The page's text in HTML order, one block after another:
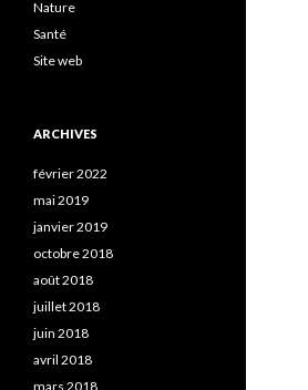
Nature
Santé
Site web
ARCHIVES
février 2022
mai 2019
janvier 2019
octobre 2018
août 2018
juillet 2018
juin 2018
avril 2018
mars 2018